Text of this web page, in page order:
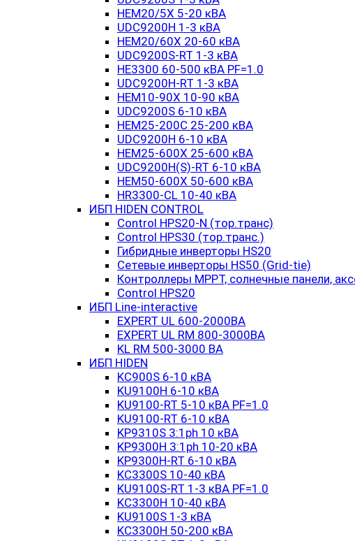
HEM20/5X 5-20 кВА
UDC9200H 1-3 кВА
HEM20/60X 20-60 кВА
UDC9200S-RT 1-3 кВА
HE3300 60-500 кВА PF=1.0
UDC9200H-RT 1-3 кВА
HEM10-90X 10-90 кВА
UDC9200S 6-10 кВА
HEM25-200C 25-200 кВА
UDC9200H 6-10 кВА
HEM25-600X 25-600 кВА
UDC9200H(S)-RT 6-10 кВА
HEM50-600X 50-600 кВА
HR3300-CL 10-40 кВА
ИБП HIDEN CONTROL
Control HPS20-N (тор.транс)
Control HPS30 (тор.транс.)
Гибридные инверторы HS20
Сетевые инверторы HS50 (Grid-tie)
Контроллеры MPPT, солнечные панели,
Control HPS20
ИБП Line-interactive
EXPERT UL 600-2000ВА
EXPERT UL RM 800-3000ВА
KL RM 500-3000 ВА
ИБП HIDEN
KC900S 6-10 кВА
KU9100H 6-10 кВА
KU9100-RT 5-10 кВА PF=1.0
KU9100-RT 6-10 кВА
KP9310S 3:1ph 10 кВА
KP9300H 3:1ph 10-20 кВА
KP9300H-RT 6-10 кВА
KC3300S 10-40 кВА
KU9100S-RT 1-3 кВА PF=1.0
KC3300H 10-40 кВА
KU9100S 1-3 кВА
KC3300H 50-200 кВА